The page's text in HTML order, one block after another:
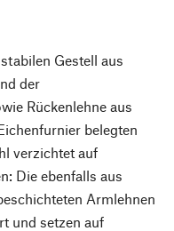
Gestell aus
der
Rückenlehne aus
belegten
verzichtet auf
Die ebenfalls aus
Armlehnen
und setzen auf